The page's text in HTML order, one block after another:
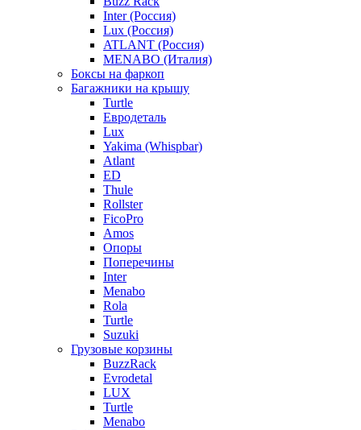
Inter (Россия)
Lux (Россия)
ATLANT (Россия)
MENABO (Италия)
Боксы на фаркоп
Багажники на крышу
Turtle
Евродеталь
Lux
Yakima (Whispbar)
Atlant
ED
Thule
Rollster
FicoPro
Amos
Опоры
Поперечины
Inter
Menabo
Rola
Turtle
Suzuki
Грузовые корзины
BuzzRack
Evrodetal
LUX
Turtle
Menabo